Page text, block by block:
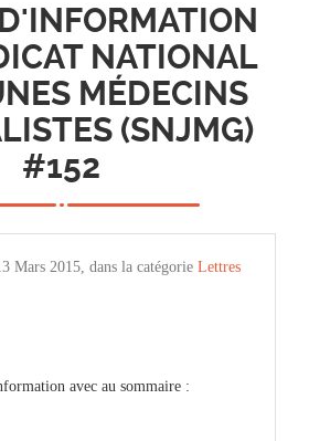
NATIONAL
MÉDECINS
(SNJMG)
#152
Mars 2015, dans la catégorie Lettres
avec au sommaire :